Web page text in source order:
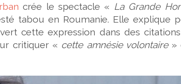
crée le spectacle « La Grande
tabou en Roumanie. Elle explique
cette expression dans des
critiquer « cette amnésie volontaire»